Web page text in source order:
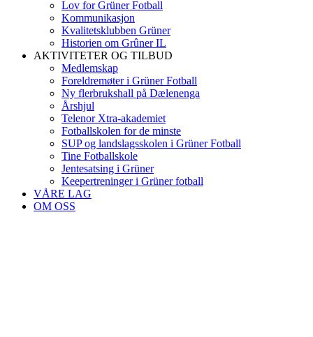
Lov for Grüner Fotball
Kommunikasjon
Kvalitetsklubben Grüner
Historien om Grûner IL
AKTIVITETER OG TILBUD
Medlemskap
Foreldremøter i Grüner Fotball
Ny flerbrukshall på Dælenenga
Årshjul
Telenor Xtra-akademiet
Fotballskolen for de minste
SUP og landslagsskolen i Grüner Fotball
Tine Fotballskole
Jentesatsing i Grüner
Keepertreninger i Grüner fotball
VÅRE LAG
OM OSS